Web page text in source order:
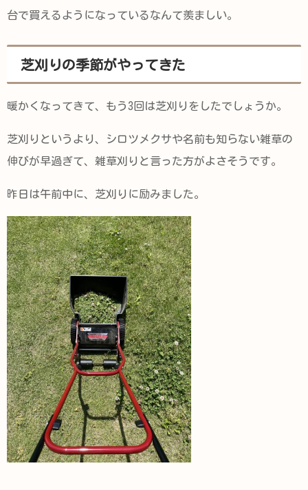
台で買えるようになっているなんて羨ましい。
芝刈りの季節がやってきた
暖かくなってきて、もう3回は芝刈りをしたでしょうか。
芝刈りというより、シロツメクサや名前も知らない雑草の
伸びが早過ぎて、雑草刈りと言った方がよさそうです。
昨日は午前中に、芝刈りに励みました。